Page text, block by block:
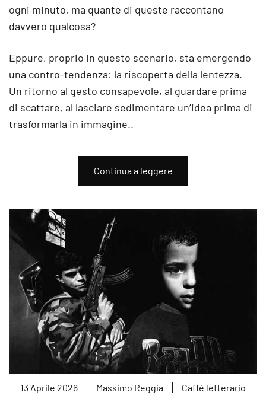
ogni minuto, ma quante di queste raccontano
davvero qualcosa?
Eppure, proprio in questo scenario, sta emergendo
una contro-tendenza: la riscoperta della lentezza.
Un ritorno al gesto consapevole, al guardare prima
di scattare, al lasciare sedimentare un’idea prima di
trasformarla in immagine..
Continua a leggere
13 Aprile 2026 Massimo Reggia Caffè letterario